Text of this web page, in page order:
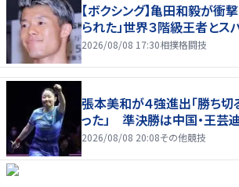
【ボクシング】亀田和毅が衝
られた」世界３階級王者とス
2026/08/08 17:30相撲格闘技
張本美和が４強進出「勝ち切
った」 準決勝は中国・王芸
2026/08/08 20:08その他競技